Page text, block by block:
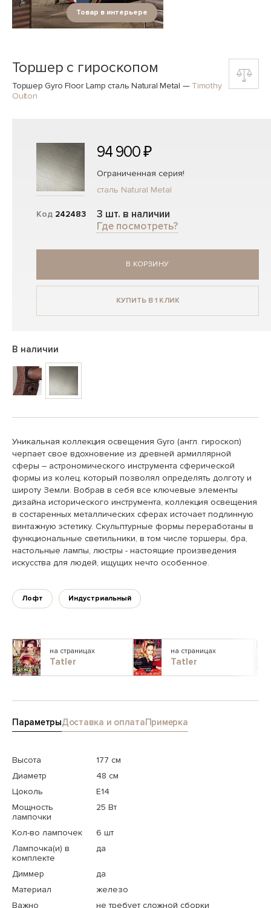
Товар в интерьере
Торшер с гироскопом
Торшер Gyro Floor Lamp сталь Natural Metal — Timothy
Oulton
Код 242483
94 900 ₽
Ограниченная серия!
сталь Natural Metal
3 шт. в наличии
Где посмотреть?
В КОРЗИНУ
КУПИТЬ В 1 КЛИК
В наличии
Уникальная коллекция освещения Gyro (англ. гироскоп)
черпает свое вдохновение из древней армиллярной
сферы – астрономического инструмента сферической
формы из колец, который позволял определять долготу и
широту Земли. Вобрав в себя все ключевые элементы
дизайна исторического инструмента, коллекция освещения
в состаренных металлических сферах источает подлинную
винтажную эстетику. Скульптурные формы переработаны в
функциональные светильники, в том числе торшеры, бра,
настольные лампы, люстры - настоящие произведения
искусства для людей, ищущих нечто особенное.
Лофт Индустриальный
на страницах
Tatler
на страницах
Tatler
ПараметрыДоставка и оплатаПримерка
Высота
177 см
Диаметр
48 см
Цоколь
E14
Мощность
лампочки
25 Вт
Кол-во лампочек
6 шт
Лампочка(и) в
комплекте
да
Диммер
да
Материал
железо
Важно
не требует сложной сборки